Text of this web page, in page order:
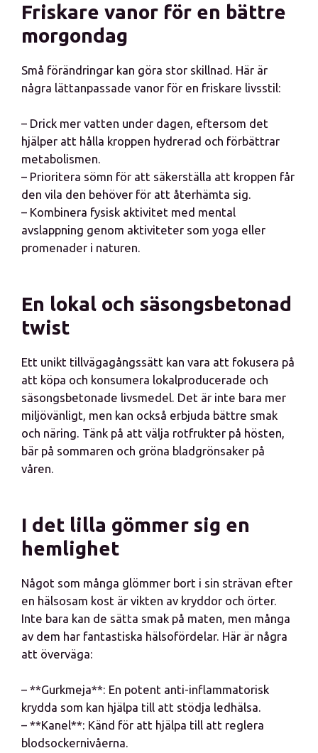
Friskare vanor för en bättre
morgondag
Små förändringar kan göra stor skillnad. Här är
några lättanpassade vanor för en friskare livsstil:
– Drick mer vatten under dagen, eftersom det
hjälper att hålla kroppen hydrerad och förbättrar
metabolismen.
– Prioritera sömn för att säkerställa att kroppen får
den vila den behöver för att återhämta sig.
– Kombinera fysisk aktivitet med mental
avslappning genom aktiviteter som yoga eller
promenader i naturen.
En lokal och säsongsbetonad
twist
Ett unikt tillvägagångssätt kan vara att fokusera på
att köpa och konsumera lokalproducerade och
säsongsbetonade livsmedel. Det är inte bara mer
miljövänligt, men kan också erbjuda bättre smak
och näring. Tänk på att välja rotfrukter på hösten,
bär på sommaren och gröna bladgrönsaker på
våren.
I det lilla gömmer sig en
hemlighet
Något som många glömmer bort i sin strävan efter
en hälsosam kost är vikten av kryddor och örter.
Inte bara kan de sätta smak på maten, men många
av dem har fantastiska hälsofördelar. Här är några
att överväga:
– **Gurkmeja**: En potent anti-inflammatorisk
krydda som kan hjälpa till att stödja ledhälsa.
– **Kanel**: Känd för att hjälpa till att reglera
blodsockernivåerna.